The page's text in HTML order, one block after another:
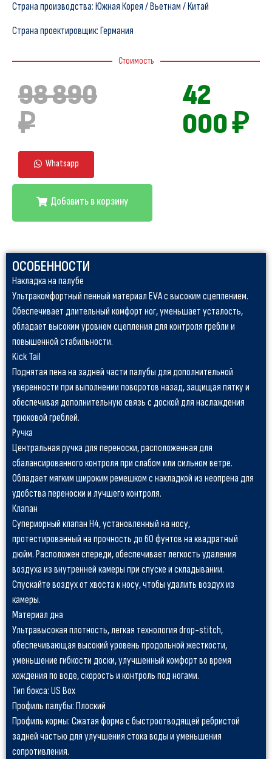
Страна производства: Южная Корея / Вьетнам / Китай
Страна проектировщик: Германия
Стоимость
98 890
₽
42
000 ₽
Whatsapp
Добавить в корзину
ОСОБЕННОСТИ
Накладка на палубе
Ультракомфортный пенный материал EVA с высоким сцеплением.
Обеспечивает длительный комфорт ног, уменьшает усталость,
обладает высоким уровнем сцепления для контроля гребли и
повышенной стабильности.
Kick Tail
Поднятая пена на задней части палубы для дополнительной
уверенности при выполнении поворотов назад, защищая пятку и
обеспечивая дополнительную связь с доской для наслаждения
трюковой греблей.
Ручка
Центральная ручка для переноски, расположенная для
сбалансированного контроля при слабом или сильном ветре.
Обладает мягким широким ремешком с накладкой из неопрена для
удобства переноски и лучшего контроля.
Клапан
Супериорный клапан H4, установленный на носу,
протестированный на прочность до 60 фунтов на квадратный
дюйм. Расположен спереди, обеспечивает легкость удаления
воздуха из внутренней камеры при спуске и складывании.
Спускайте воздух от хвоста к носу, чтобы удалить воздух из
камеры.
Материал дна
Ультравысокая плотность, легкая технология drop-stitch,
обеспечивающая высокий уровень продольной жесткости,
уменьшение гибкости доски, улучшенный комфорт во время
хождения по воде, скорость и контроль под ногами.
Тип бокса: US Box
Профиль палубы: Плоский
Профиль кормы: Сжатая форма с быстроотводящей ребристой
задней частью для улучшения стока воды и уменьшения
сопротивления.